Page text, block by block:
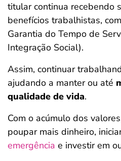
titular continua recebendo
benefícios trabalhistas,
Garantia do Tempo de
Integração Social).
Assim, continuar
ajudando a manter ou até
qualidade de vida.
Com o acúmulo dos
poupar mais dinheiro,
emergência e investir em